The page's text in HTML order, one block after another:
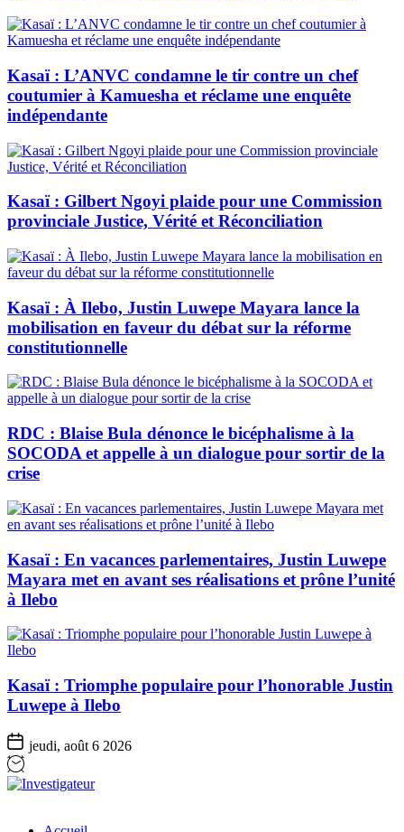
Kasaï : L’ANVC condamne le tir contre un chef
coutumier à Kamuesha et réclame une enquête
indépendante
Kasaï : Gilbert Ngoyi plaide pour une Commission
provinciale Justice, Vérité et Réconciliation
Kasaï : À Ilebo, Justin Luwepe Mayara lance la
mobilisation en faveur du débat sur la réforme
constitutionnelle
RDC : Blaise Bula dénonce le bicéphalisme à la
SOCODA et appelle à un dialogue pour sortir de la
crise
Kasaï : En vacances parlementaires, Justin Luwepe
Mayara met en avant ses réalisations et prône l’unité
à Ilebo
Kasaï : Triomphe populaire pour l’honorable Justin
Luwepe à Ilebo
jeudi, août 6 2026